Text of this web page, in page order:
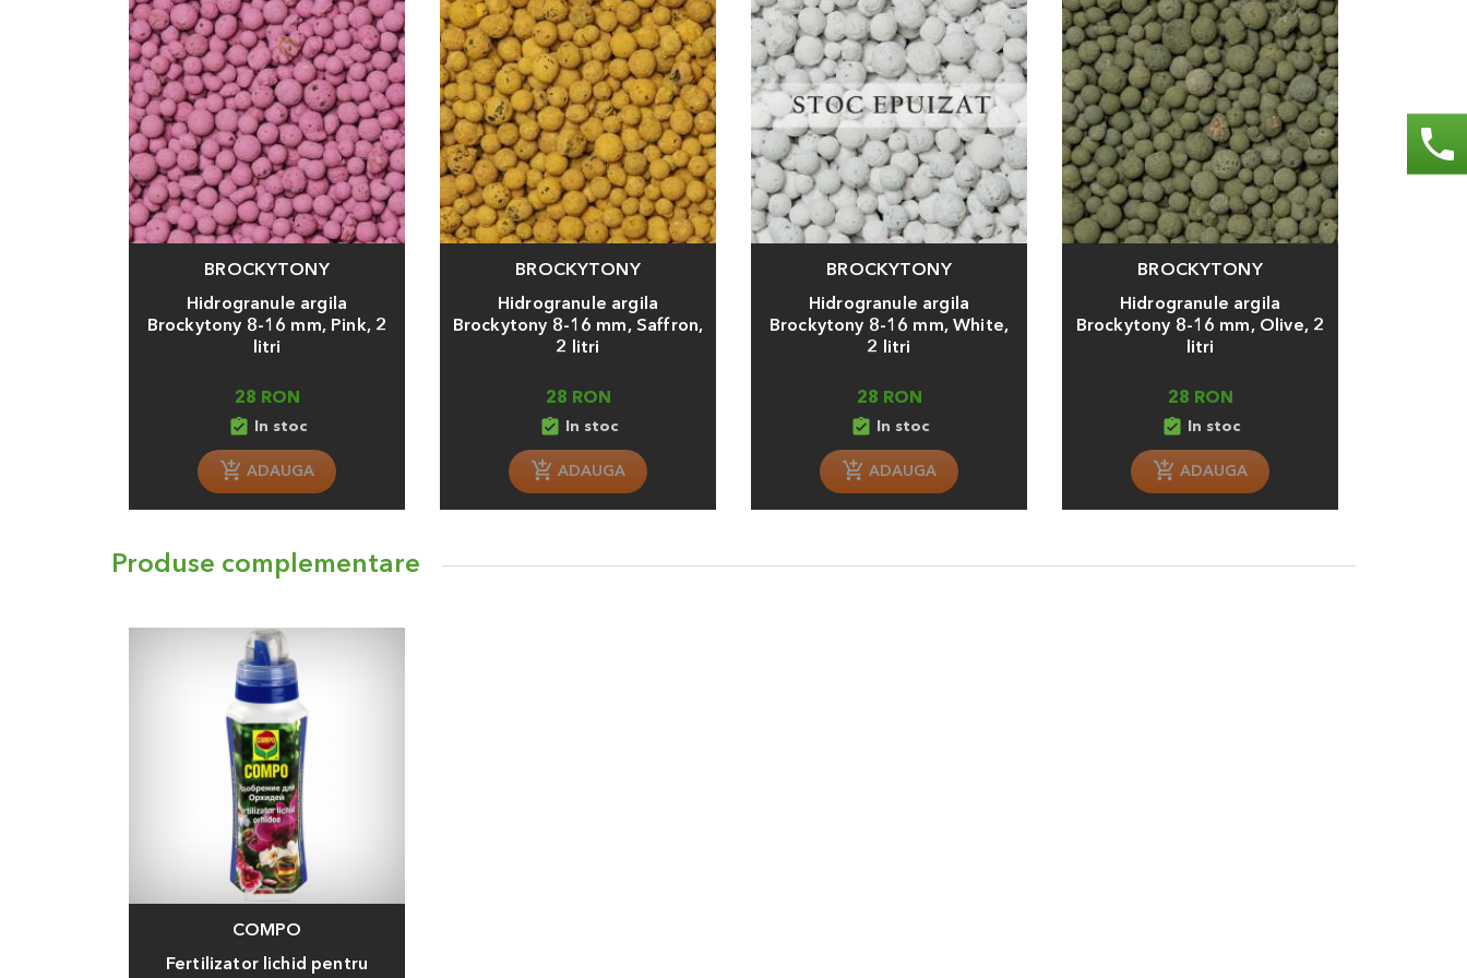
BROCKYTONY
Hidrogranule argila
Brockytony 8-16 mm, Pink, 2
litri
28 RON
assignment_turned_in In stoc
ADAUGA
BROCKYTONY
Hidrogranule argila
Brockytony 8-16 mm, Saffron,
2 litri
28 RON
assignment_turned_in In stoc
ADAUGA
BROCKYTONY
Hidrogranule argila
Brockytony 8-16 mm, White,
2 litri
28 RON
assignment_turned_in In stoc
ADAUGA
BROCKYTONY
Hidrogranule argila
Brockytony 8-16 mm, Olive, 2
litri
28 RON
assignment_turned_in In stoc
ADAUGA
Produse complementare
COMPO
Fertilizator lichid pentru
phone